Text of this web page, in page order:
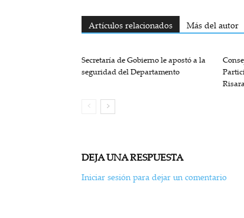
Artículos relacionados Más del autor
Secretaría de Gobierno le apostó a la
seguridad del Departamento
DEJA UNA RESPUESTA
Iniciar sesión para dejar un comentario